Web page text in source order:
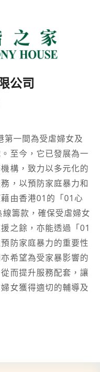
公司
一間為受虐婦女及
至今，它已發展為一
構，致力以多元化的
，以預防家庭暴力和
由香港01的「01心
籌款，確保受虐婦女
之餘，亦能透過「01
防家庭暴力的重要性
希望為受家暴影響的
而提升服務配套，讓
女獲得適切的輔導及